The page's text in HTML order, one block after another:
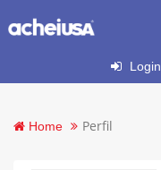
Login
Home Perfil